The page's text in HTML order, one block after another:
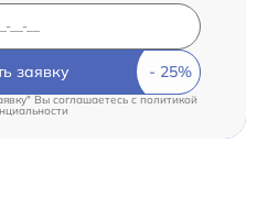
заявку
Вы соглашаетесь cполитикой